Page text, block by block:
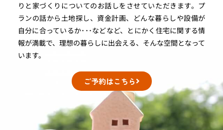
りと家づくりについてのお話しをさせていただきます。プ
ランの話から土地探し、資金計画、どんな暮らしや設備が
自分に合っているか･･･などなど、とにかく住宅に関する情
報が満載で、理想の暮らしに出会える、そんな空間となって
います。
ご予約はこちら